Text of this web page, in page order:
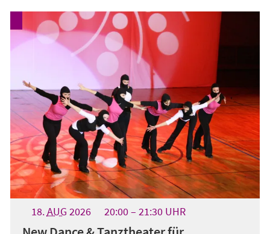
18.AUG 2026 20:00 21:30UHR